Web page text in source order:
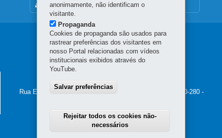
MAPA DO SITE
Navegação
principal
Rua Eurípedes Garcez do Nascimento, 1195 - Ahú 80540-280-
41 3250-7200
anonimamente, não identificam o
visitante.
Propaganda
Cookies de propaganda são usados para
rastrear preferências dos visitantes em
nosso Portal relacionadas com vídeos
institucionais exibidos através do
YouTube.
Salvar preferências
Rejeitar todos os cookies não-
necessários